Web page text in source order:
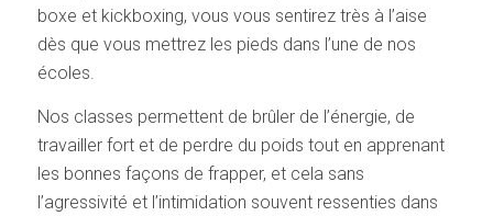
boxe et kickboxing, vous vous sentirez très à l’aise
dès que vous mettrez les pieds dans l’une de nos
écoles.
Nos classes permettent de brûler de l’énergie, de
travailler fort et de perdre du poids tout en apprenant
les bonnes façons de frapper, et cela sans
l’agressivité et l’intimidation souvent ressenties dans